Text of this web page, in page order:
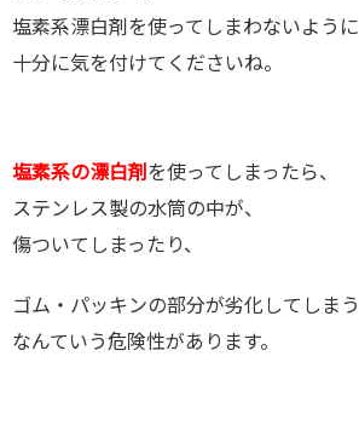
塩素系漂白剤を使ってしまわないように
十分に気を付けてくださいね。
塩素系の漂白剤を使ってしまったら、
ステンレス製の水筒の中が、
傷ついてしまったり、
ゴム・パッキンの部分が劣化してしまう
なんていう危険性があります。